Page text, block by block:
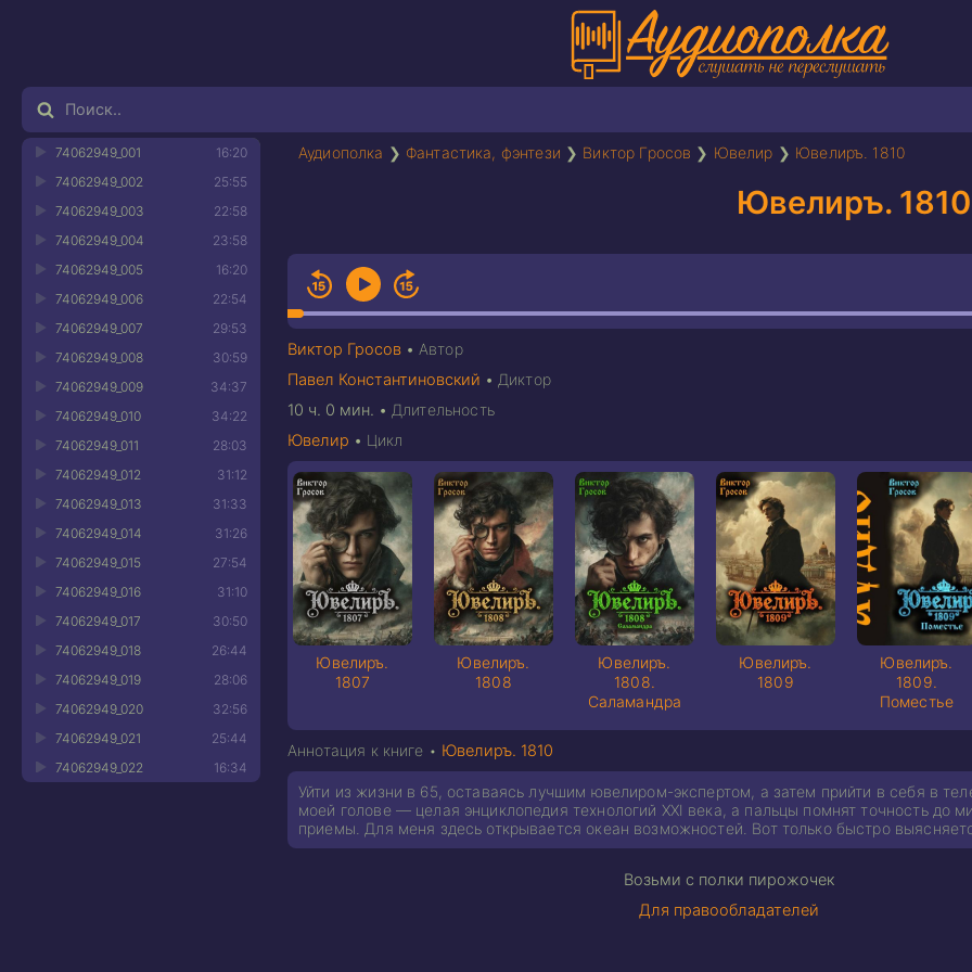
Аудиополка ❯ Фантастика, фэнтези ❯ Виктор Гросов ❯ Ювелир ❯ Ювелиръ. 1810
Ювелиръ. 1810
Виктор Гросов • Автор
Павел Константиновский • Диктор
10 ч. 0 мин. • Длительность
16:20
74062949_001
25:55
74062949_002
22:58
74062949_003
23:58
74062949_004
16:20
74062949_005
22:54
74062949_006
29:53
74062949_007
30:59
74062949_008
34:37
74062949_009
34:22
74062949_010
28:03
74062949_011
31:12
74062949_012
31:33
74062949_013
31:26
74062949_014
27:54
74062949_015
31:10
74062949_016
30:50
74062949_017
26:44
74062949_018
28:06
74062949_019
32:56
74062949_020
25:44
74062949_021
16:34
74062949_022
Ювелир • Цикл
Ювелиръ.
1807
Ювелиръ.
1808
Ювелиръ.
1808.
Саламандра
Ювелиръ.
1809
Ювелиръ.
1809.
Поместье
Аннотация к книге • Ювелиръ. 1810
Уйти из жизни в 65, оставаясь лучшим ювелиром-экспертом, а затем прийти в себя в
моей голове — целая энциклопедия технологий XXI века, а пальцы помнят точность
приемы. Для меня здесь открывается океан возможностей. Вот только быстро
Возьми с полки пирожочек
Для правообладателей